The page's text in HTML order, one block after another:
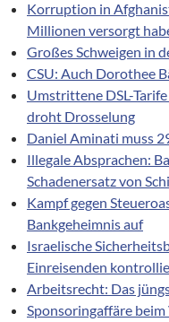
Korruption in
Millionen versorgt
Großes Schweigen in
CSU: Auch Dorothee
Umstrittene DSL-
droht Drosselung
Daniel Aminati muss
Illegale Absprachen:
Schadenersatz von
Kampf gegen
Bankgeheimnis auf
Israelische
Einreisenden
Arbeitsrecht: Das
Sponsoringaffäre